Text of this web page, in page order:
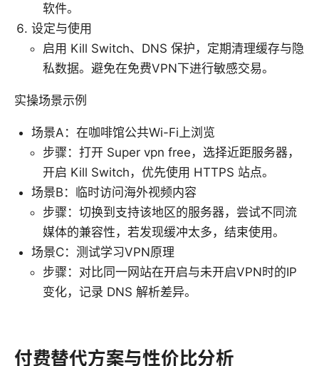
软件。
设定与使用
启用 Kill Switch、DNS 保护，定期清理缓存与隐
私数据。避免在免费VPN下进行敏感交易。
实操场景示例
场景A：在咖啡馆公共Wi-Fi上浏览
步骤：打开 Super vpn free，选择近距服务器，
开启 Kill Switch，优先使用 HTTPS 站点。
场景B：临时访问海外视频内容
步骤：切换到支持该地区的服务器，尝试不同流
媒体的兼容性，若发现缓冲太多，结束使用。
场景C：测试学习VPN原理
步骤：对比同一网站在开启与未开启VPN时的IP
变化，记录 DNS 解析差异。
付费替代方案与性价比分析